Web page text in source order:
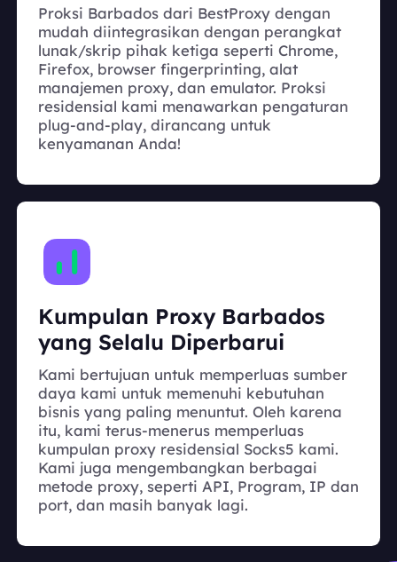
Proksi Barbados dari BestProxy dengan
mudah diintegrasikan dengan perangkat
lunak/skrip pihak ketiga seperti Chrome,
Firefox, browser fingerprinting, alat
manajemen proxy, dan emulator. Proksi
residensial kami menawarkan pengaturan
plug-and-play, dirancang untuk
kenyamanan Anda!
Kumpulan Proxy Barbados
yang Selalu Diperbarui
Kami bertujuan untuk memperluas sumber
daya kami untuk memenuhi kebutuhan
bisnis yang paling menuntut. Oleh karena
itu, kami terus-menerus memperluas
kumpulan proxy residensial Socks5 kami.
Kami juga mengembangkan berbagai
metode proxy, seperti API, Program, IP dan
port, dan masih banyak lagi.